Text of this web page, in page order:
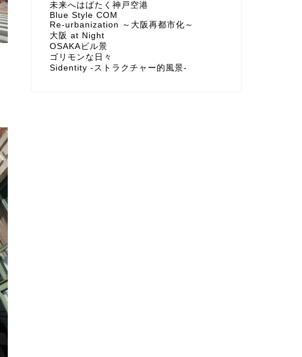
未来へはばたく神戸空港
Blue Style COM
Re-urbanization ～大阪再都市化～
大阪 at Night
OSAKAビル景
ゴリモンな日々
Sidentity -ストラクチャー的風景-